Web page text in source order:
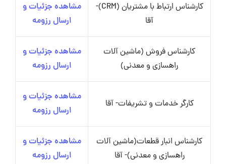
کارشناس ارتباط با مشتریان (CRM)-
آقا
مشاهده جزئیات و
ارسال رزومه
کارشناس فروش (ماشین آلات
راهسازی و معدنی)
مشاهده جزئیات و
ارسال رزومه
کارگر خدمات و تشریفات- آقا
مشاهده جزئیات و
ارسال رزومه
کارشناس انبار قطعات(ماشین آلات
راهسازی و معدنی)- آقا
مشاهده جزئیات و
ارسال رزومه